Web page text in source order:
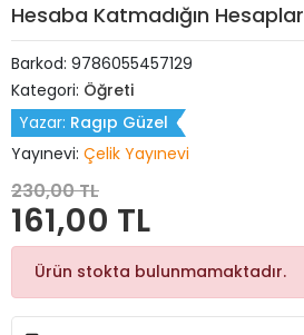
Hesaba Katmadığın Hesaplar
Barkod: 9786055457129
Kategori: Öğreti
Yazar: Ragıp Güzel
Yayınevi: Çelik Yayınevi
230,00 TL
161,00 TL
Ürün stokta bulunmamaktadır.